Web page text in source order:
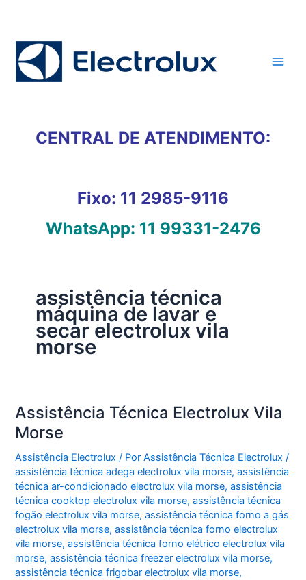
conteúdo
CENTRAL DE ATENDIMENTO:
Fixo: 11 2985-9116
WhatsApp: 11 99331-2476
assistência técnica
máquina de lavar e
secar electrolux vila
morse
Assistência Técnica Electrolux Vila
Morse
Assistência Electrolux / PorAssistência Técnica Electrolux/
assistência técnica adega electrolux vila morse,assistência
técnica ar-condicionado electrolux vila morse,assistência
técnica cooktop electrolux vila morse,assistência técnica
fogão electrolux vila morse,assistência técnica forno a gás
electrolux vila morse,assistência técnica forno electrolux
vila morse,assistência técnica forno elétrico electrolux vila
morse,assistência técnica freezer electrolux vila morse,
assistência técnica frigobar electrolux vila morse,